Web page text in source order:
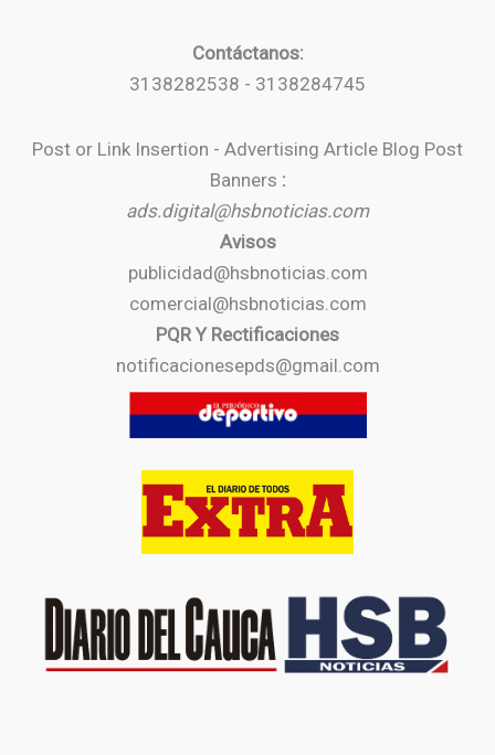
Contáctanos:
3138282538 - 3138284745
Post or Link Insertion - Advertising Article Blog Post
Banners :
ads.digital@hsbnoticias.com
Avisos
publicidad@hsbnoticias.com
comercial@hsbnoticias.com
PQR Y Rectificaciones
notificacionesepds@gmail.com